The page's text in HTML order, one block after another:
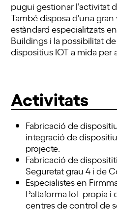
pugui gestionar l’activitat
També disposa d’una
estàndard especialitzats
Buildings i la possibilitat
dispositius IOT a mida per
Activitats
Fabricació de
integració de
projecte.
Fabricació de
Seguretat grau 4 i de
Especialistes en
Paltaforma IoT propia
centres de control de